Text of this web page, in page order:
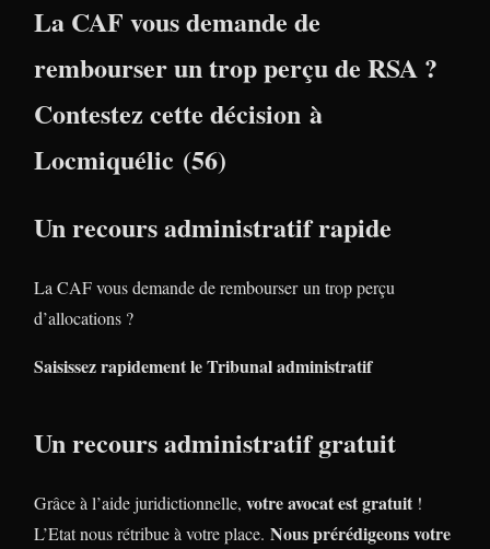
La CAF vous demande de
rembourser un trop perçu de RSA ?
Contestez cette décision à
Locmiquélic (56)
Un recours administratif rapide
La CAF vous demande de rembourser un trop perçu
d’allocations ?
Saisissez rapidement le Tribunal administratif
Un recours administratif gratuit
Grâce à l’aide juridictionnelle, votre avocat est gratuit !
L’Etat nous rétribue à votre place. Nous prérédigeons votre